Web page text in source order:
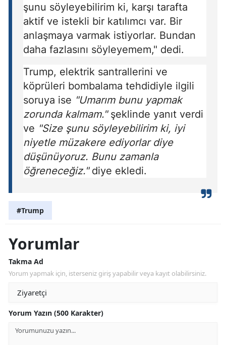
şunu söyleyebilirim ki, karşı tarafta
aktif ve istekli bir katılımcı var. Bir
anlaşmaya varmak istiyorlar. Bundan
daha fazlasını söyleyemem," dedi.
Trump, elektrik santrallerini ve
köprüleri bombalama tehdidiyle ilgili
soruya ise "Umarım bunu yapmak
zorunda kalmam."şeklinde yanıt verdi
ve "Size şunu söyleyebilirim ki, iyi
niyetle müzakere ediyorlar diye
düşünüyoruz. Bunu zamanla
öğreneceğiz."diye ekledi.
#Trump
Yorumlar
Takma Ad
Yorum yapmak için, isterseniz giriş yapabilir veya kayıt olabilirsiniz.
Yorum Yazın (500 Karakter)